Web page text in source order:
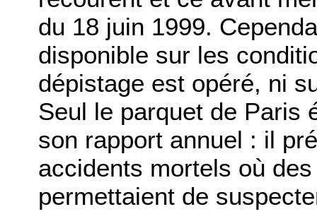
du 18 juin 1999.
disponible sur les
dépistage est opéré, ni
Seul le parquet de Paris
son rapport annuel : il
accidents mortels où
permettaient de